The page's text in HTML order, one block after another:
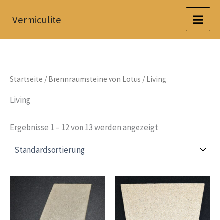
InhaltVermiculite
Startseite / Brennraumsteine von Lotus / Living
Living
Ergebnisse 1 – 12 von 13 werden angezeigt